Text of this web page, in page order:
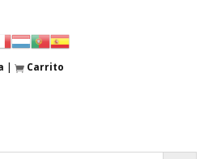
| Carrito